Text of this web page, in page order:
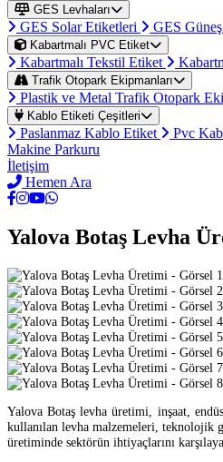
GES Levhaları
GES Solar Etiketleri GES
Kabartmalı PVC Etiket
Kabartmalı Tekstil Etiket
Trafik Otopark Ekipmanları
Plastik ve Metal Trafik Otopark
Kablo Etiketi Çeşitleri
Paslanmaz Kablo Etiket Pvc
Makine Parkuru
İletişim
Hemen Ara
Yalova Botaş Levha
Yalova Botaş levha üretimi, inşaat,
kullanılan levha malzemeleri, teknolojik
üretiminde sektörün ihtiyaçlarını